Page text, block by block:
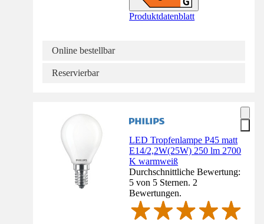
Produktdatenblatt
Online bestellbar
Reservierbar
LED Tropfenlampe P45 matt
E14/2,2W(25W) 250 lm 2700
K warmweiß
Durchschnittliche Bewertung:
5 von 5 Sternen. 2
Bewertungen.